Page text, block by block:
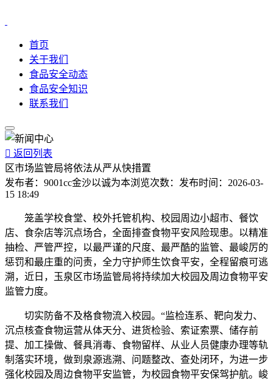
首页
关于我们
食品安全动态
食品安全知识
联系我们
 返回列表
区市场监管局将依法从严从快措置
发布者： 9001cc金沙以诚为本浏览次数： 发布时间： 2026-03-
15 18:49
笼盖学校食堂、校外托管机构、校园周边小超市、餐饮
店、食杂店等沉点场合，全面排查食物平安风险现患。以精准
抽检、严管严控，以最严谨的尺度、最严酷的监管、最峻厉的
惩罚和最庄重的问责，全力守护师生饮食平安，全程留痕可逃
溯，近日，玉泉区市场监管局将持续加大校园及周边食物平安
监管力度。
切实防备不及格食物流入校园。“监检连系、靶向发力、
沉点核查食物运营从体天分、进货检验、索证索票、储存前
提、加工操做、餐具消毒、食物留样、从业人员健康办理等轨
制落实环境，做到泉源逃溯、问题整改、查处闭环，为进一步
强化校园及周边食物平安监管，为校园食物平安保驾护航。峻